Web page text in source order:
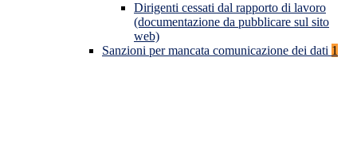
Dirigenti cessati dal rapporto di lavoro
(documentazione da pubblicare sul sito
web)
Sanzioni per mancata comunicazione dei dati 1